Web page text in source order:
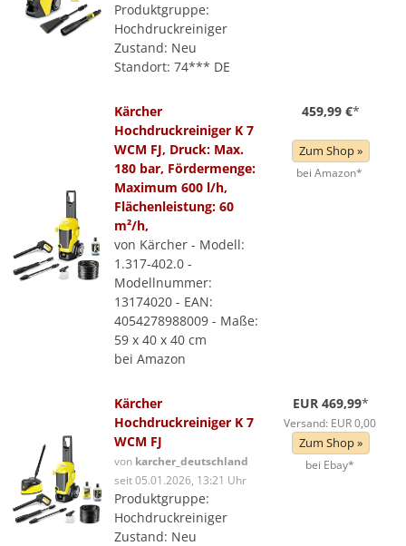
Produktgruppe:
Hochdruckreiniger
Zustand: Neu
Standort: 74*** DE
Kärcher
Hochdruckreiniger K 7
WCM FJ, Druck: Max.
180 bar, Fördermenge:
Maximum 600 l/h,
Flächenleistung: 60
m²/h,
von Kärcher - Modell:
1.317-402.0 -
Modellnummer:
13174020 - EAN:
4054278988009 - Maße:
59 x 40 x 40 cm
bei Amazon
459,99 €*
Zum Shop »
bei Amazon*
Kärcher
Hochdruckreiniger K 7
WCM FJ
von karcher_deutschland
seit 05.01.2026, 13:21 Uhr
Produktgruppe:
Hochdruckreiniger
Zustand: Neu
EUR 469,99*
Versand: EUR 0,00
Zum Shop »
bei Ebay*